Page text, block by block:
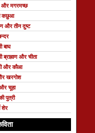
और मगरमच्छ
कछुआ
और तीन दुष्ट
बाघ
ब्राह्मण और चीता
और कौआ
खरगोश
चूहा
पुत्री
शेर